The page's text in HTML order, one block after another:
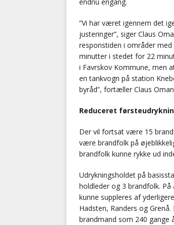
”Vi har været igennem det
justeringer”, siger Claus
responstiden i områder
minutter i stedet for 22
i Favrskov Kommune, men
en tankvogn på station
byråd”, fortæller Claus
Reduceret
Der vil fortsat være 15
være brandfolk på
brandfolk kunne rykke ud
Udrykningsholdet på
holdleder og 3 brandfolk.
kunne suppleres af
Hadsten, Randers og
brandmand som 240 gange